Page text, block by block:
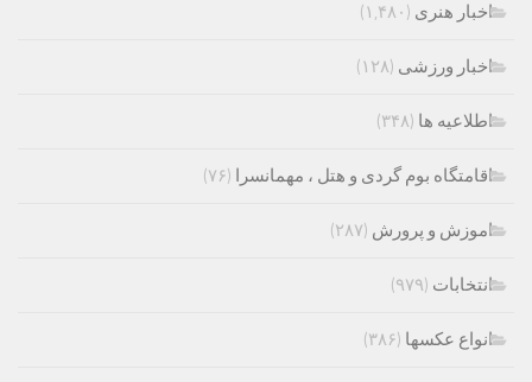
اخبار هنری (۱,۴۸۰)
اخبار ورزشی (۱۲۸)
اطلاعیه ها (۳۴۸)
اقامتگاه بوم گردی و هتل ، مهمانسرا (۷۶)
اموزش و پرورش (۲۸۷)
انتخابات (۹۷۹)
انواع عکسها (۳۸۶)